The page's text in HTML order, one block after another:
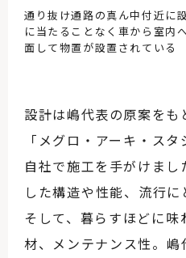
通り抜け通路の真ん中付近に
に当たることなく車から室内
面して物置が設置されている
設計は嶋代表の原案を
「メグロ・アーキ・ス
自社で施工を手がけま
した構造や性能、流行に
そして、暮らすほどに
材、メンテナンス性。嶋